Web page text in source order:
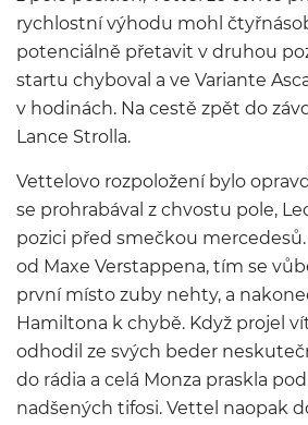
rychlostní výhodu mohl
potenciálně přetavit v druhou
startu chyboval a ve Variante
v hodinách. Na cestě zpět do
Lance Strolla.
Vettelovo rozpoložení bylo
se prohrabával z chvostu pole,
pozici před smečkou mercedesů.
od Maxe Verstappena, tím se
první místo zuby nehty, a
Hamiltona k chybě. Když projel
odhodil ze svých beder
do rádia a celá Monza praskla
nadšených tifosi. Vettel naopak